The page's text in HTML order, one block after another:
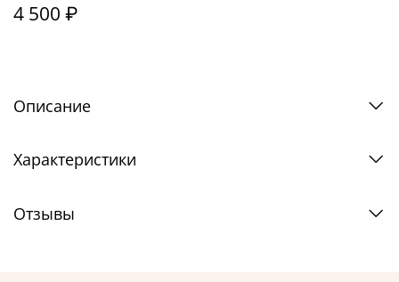
4 500 ₽
Описание
Характеристики
Отзывы